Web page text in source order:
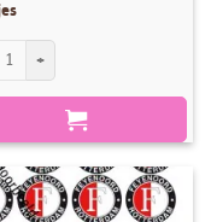
Cupcakeprint Voetbal - 24